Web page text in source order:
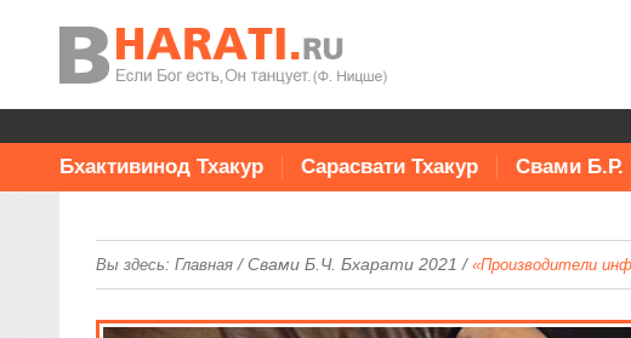
Бхактивинод Тхакур Сарасвати Тхакур Свами Б.Р.
Вы здесь: Главная/Свами Б.Ч. Бхарати 2021 / «Производители